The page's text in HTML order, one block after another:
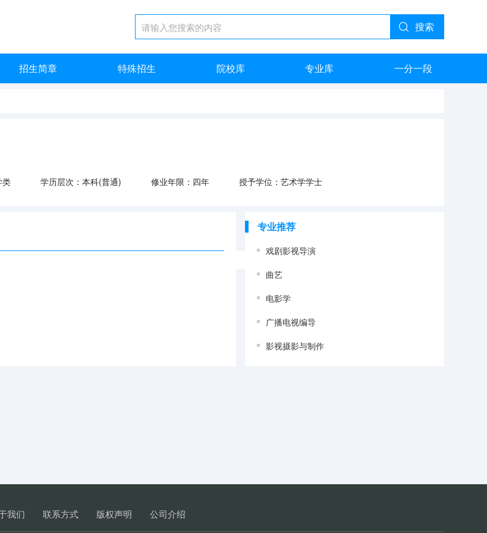
搜索
招生简章 特殊招生 院校库 专业库 一分一段
类 学历层次：本科(普通) 修业年限：四年 授予学位：艺术学学士
专业推荐
戏剧影视导演
曲艺
电影学
广播电视编导
影视摄影与制作
我们 联系方式 版权声明 公司介绍